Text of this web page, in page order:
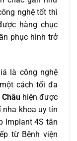
nghệ tốt thì
hàng chục
phục hình trở
là công nghệ
cách tối đa
hiện được
khoa uy tín
Implant 4S tân
từ Bệnh viện